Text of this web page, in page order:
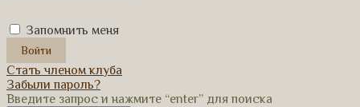
Запомнить меня
Стать членом клуба
Забыли пароль?
Введите запрос и нажмите “enter” для поиска